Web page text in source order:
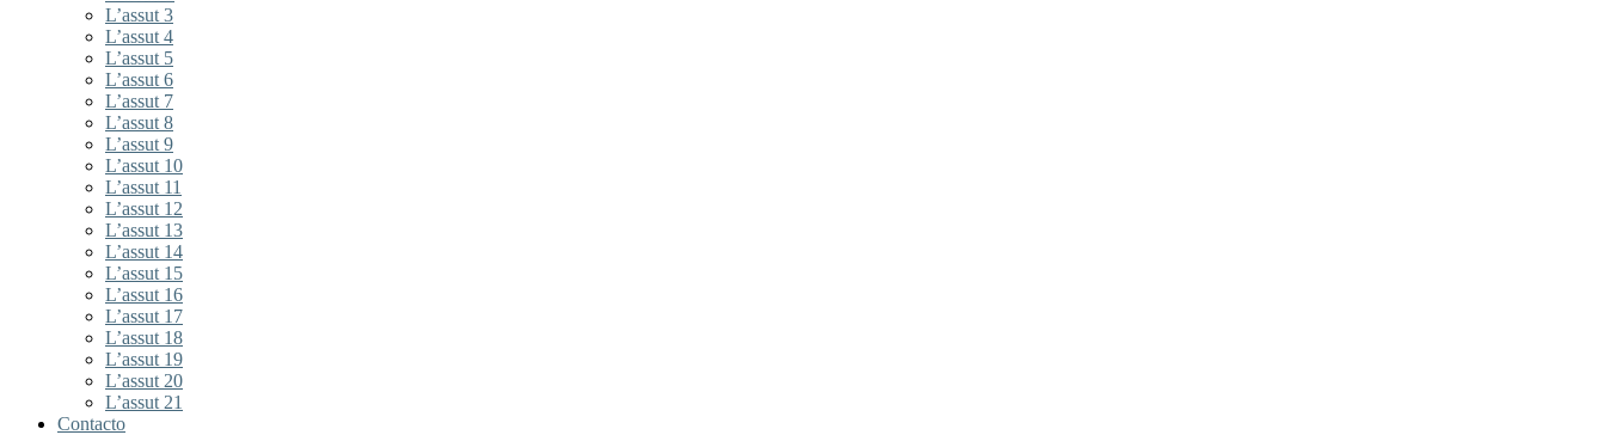
L’assut 3
L’assut 4
L’assut 5
L’assut 6
L’assut 7
L’assut 8
L’assut 9
L’assut 10
L’assut 11
L’assut 12
L’assut 13
L’assut 14
L’assut 15
L’assut 16
L’assut 17
L’assut 18
L’assut 19
L’assut 20
L’assut 21
Contacto